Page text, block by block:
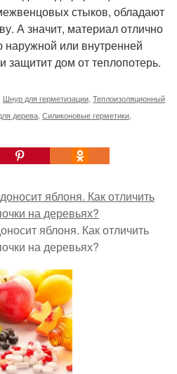
стыков, обладают
А значит, материал отлично
наружной или внутренней
защитит дом от теплопотерь.
Шнур для герметизации Теплоизоляционный
дерева Силиконовые герметики
яблоня. Как отличить
на деревьях?